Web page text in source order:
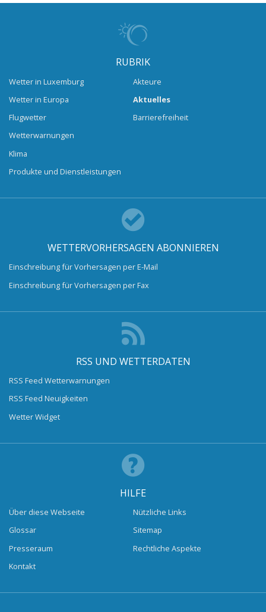
RUBRIK
Wetter in Luxemburg
Wetter in Europa
Flugwetter
Wetterwarnungen
Klima
Produkte und Dienstleistungen
Akteure
Aktuelles
Barrierefreiheit
WETTERVORHERSAGEN ABONNIEREN
Einschreibung für Vorhersagen per E-Mail
Einschreibung für Vorhersagen per Fax
RSS UND WETTERDATEN
RSS Feed Wetterwarnungen
RSS Feed Neuigkeiten
Wetter Widget
HILFE
Über diese Webseite
Glossar
Presseraum
Kontakt
Nützliche Links
Sitemap
Rechtliche Aspekte